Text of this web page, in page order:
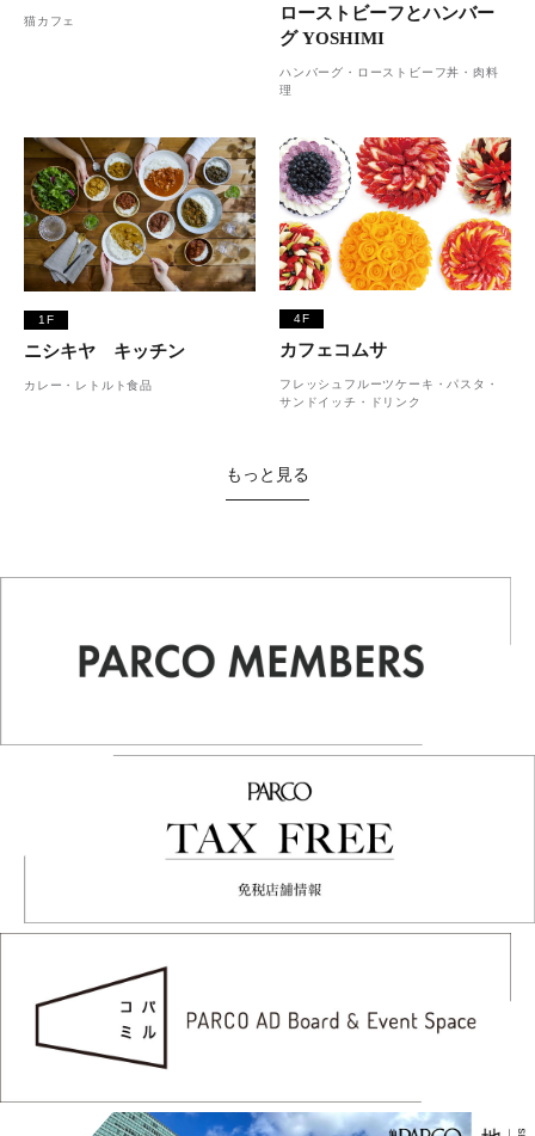
猫カフェ
ローストビーフとハンバー
グ YOSHIMI
ハンバーグ・ローストビーフ丼・肉料
理
1F
ニシキヤ キッチン
カレー・レトルト食品
4F
カフェコムサ
フレッシュフルーツケーキ・パスタ・
サンドイッチ・ドリンク
もっと見る